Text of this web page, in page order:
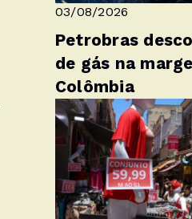
03/08/2026
Petrobras
de gás na
Colômbia